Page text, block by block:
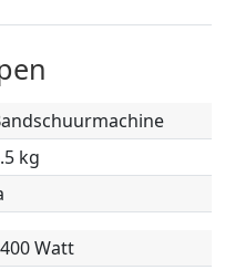
kg
Watt